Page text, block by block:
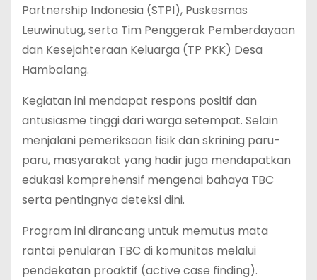
Partnership Indonesia (STPI), Puskesmas
Leuwinutug, serta Tim Penggerak Pemberdayaan
dan Kesejahteraan Keluarga (TP PKK) Desa
Hambalang.
Kegiatan ini mendapat respons positif dan
antusiasme tinggi dari warga setempat. Selain
menjalani pemeriksaan fisik dan skrining paru-
paru, masyarakat yang hadir juga mendapatkan
edukasi komprehensif mengenai bahaya TBC
serta pentingnya deteksi dini.
Program ini dirancang untuk memutus mata
rantai penularan TBC di komunitas melalui
pendekatan proaktif (active case finding).